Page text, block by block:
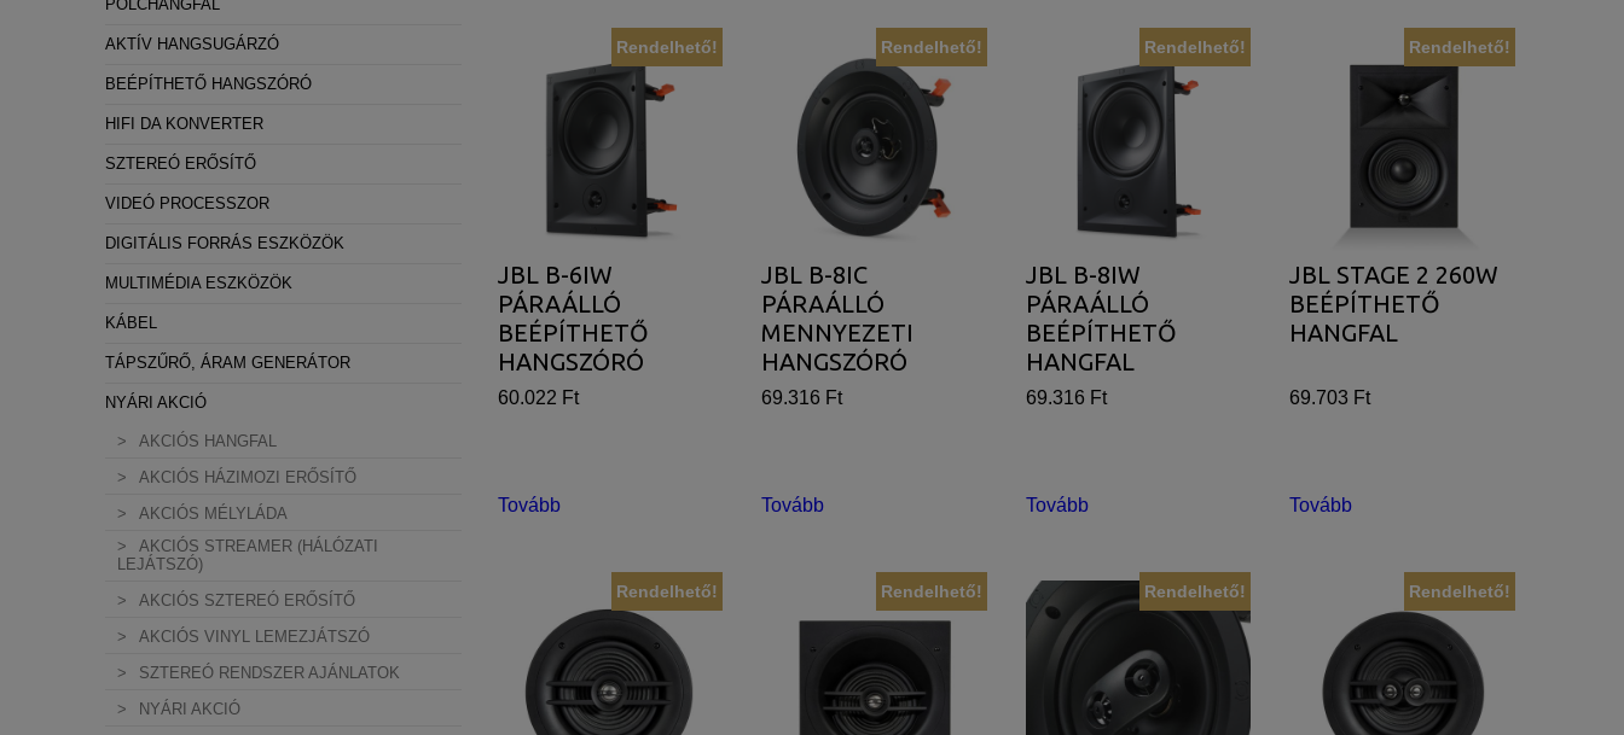
Rendelhető!
JBL B-6IW
PÁRAÁLLÓ
BEÉPÍTHETŐ
HANGSZÓRÓ
60.022 Ft
Tovább
Rendelhető!
JBL B-8IC
PÁRAÁLLÓ
MENNYEZETI
HANGSZÓRÓ
69.316 Ft
Tovább
Rendelhető!
JBL B-8IW
PÁRAÁLLÓ
BEÉPÍTHETŐ
HANGFAL
69.316 Ft
Tovább
Rendelhető!
JBL STAGE 2 260W
BEÉPÍTHETŐ
HANGFAL
69.703 Ft
Tovább
Rendelhető! Rendelhető! Rendelhető! Rendelhető!
POLCHANGFAL
AKTÍV HANGSUGÁRZÓ
BEÉPÍTHETŐ HANGSZÓRÓ
HIFI DA KONVERTER
SZTEREÓ ERŐSÍTŐ
VIDEÓ PROCESSZOR
DIGITÁLIS FORRÁS ESZKÖZÖK
MULTIMÉDIA ESZKÖZÖK
KÁBEL
TÁPSZŰRŐ, ÁRAM GENERÁTOR
NYÁRI AKCIÓ
AKCIÓS HANGFAL
AKCIÓS HÁZIMOZI ERŐSÍTŐ
AKCIÓS MÉLYLÁDA
AKCIÓS STREAMER (HÁLÓZATI
LEJÁTSZÓ)
AKCIÓS SZTEREÓ ERŐSÍTŐ
AKCIÓS VINYL LEMEZJÁTSZÓ
SZTEREÓ RENDSZER AJÁNLATOK
NYÁRI AKCIÓ